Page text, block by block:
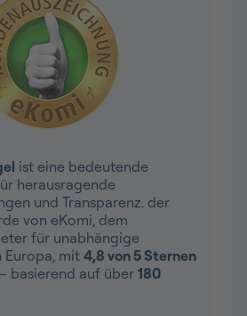
ist eine bedeutende
herausragende
und Transparenz. der
von eKomi, dem
für unabhängige
Europa, mit 4,8 von 5 Sternen
basierend auf über 180